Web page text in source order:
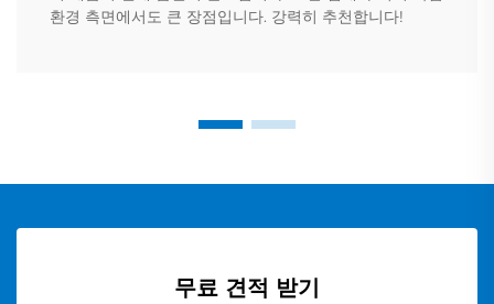
환경 측면에서도 큰 장점입니다. 강력히 추천합니다!
무료 견적 받기